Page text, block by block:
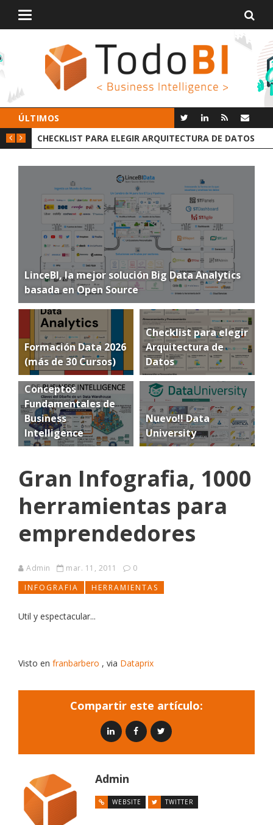
Alternar
ÚLTIMOS
ARQUITECTURA DE DATOS
GROOT AI LINCEBI: LA NUEVA
LinceBI, la mejor solución Big Data Analytics
basada en Open Source
Formación Data 2026
(más de 30 Cursos)
Checklist para elegir
Arquitectura de
Datos
Conceptos
Fundamentales de
Business
Intelligence
Nuevo!! Data
University
Gran Infografia, 1000
herramientas para
emprendedores
Admin mar. 11, 2011
0
INFOGRAFIA
HERRAMIENTAS
Util y espectacular...
Visto en franbarbero , via Dataprix
Compartir este artículo:
Admin
WEBSITE TWITTER